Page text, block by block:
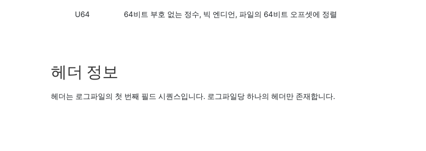
U64 64비트 부호 없는 정수, 빅 엔디언, 파일의 64비트 오프셋에 정렬
헤더 정보
헤더는 로그파일의 첫 번째 필드 시퀀스입니다. 로그파일당 하나의 헤더만 존재합니다.